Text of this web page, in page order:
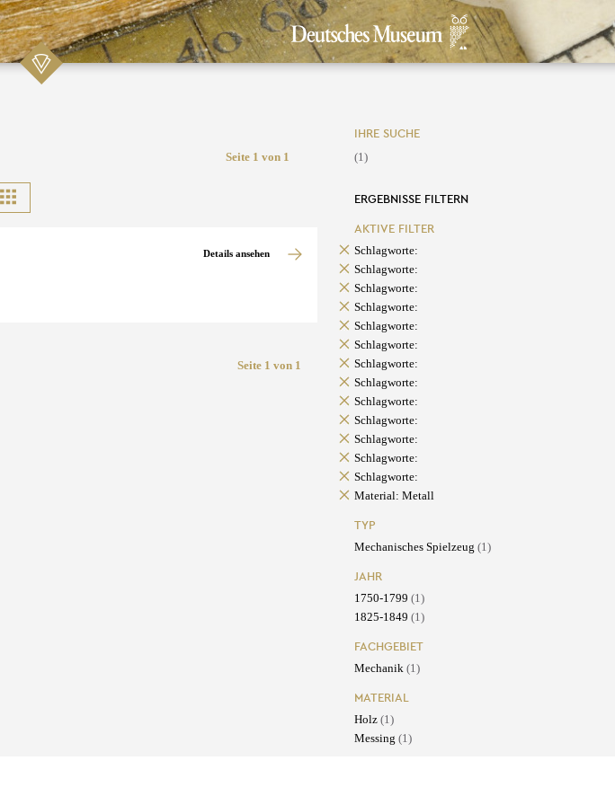
Seite 1 von 1
Details ansehen
Seite 1 von 1
IHRE SUCHE
(1)
ERGEBNISSE FILTERN
AKTIVE FILTER
Schlagworte:
Schlagworte:
Schlagworte:
Schlagworte:
Schlagworte:
Schlagworte:
Schlagworte:
Schlagworte:
Schlagworte:
Schlagworte:
Schlagworte:
Schlagworte:
Schlagworte:
Material: Metall
TYP
Mechanisches Spielzeug (1)
JAHR
1750-1799 (1)
1825-1849 (1)
FACHGEBIET
Mechanik (1)
MATERIAL
Holz (1)
Messing (1)